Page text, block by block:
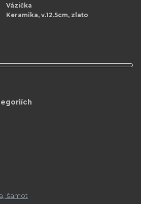
Vázička
Keramika, v.12.5cm, zlato
šamot